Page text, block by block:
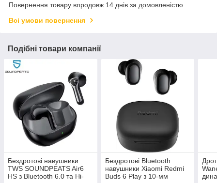
Повернення товару впродовж 14 днів за домовленістю
Всі умови повернення
Подібні товари компанії
Бездротові навушники
TWS SOUNDPEATS Air6
HS з Bluetooth 6.0 та Hi-
Бездротові Bluetooth
навушники Xiaomi Redmi
Buds 6 Play з 10-мм